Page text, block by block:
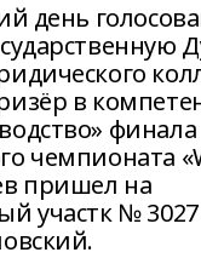
день
в
финала
чемпионата
пришел на
участк №